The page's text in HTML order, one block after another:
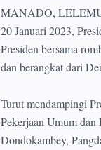
MANADO,
20 Januari 2023,
Presiden bersama
dan berangkat dari
Turut mendampingi
Pekerjaan Umum
Dondokambey,